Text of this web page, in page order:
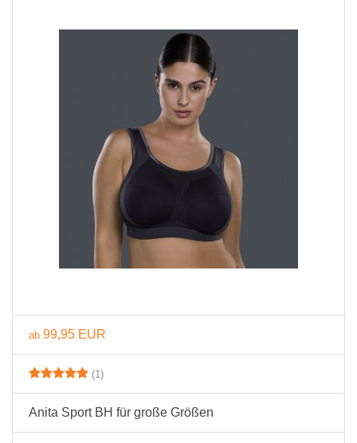
ab 99,95 EUR
(1)
Anita Sport BH für große Größen